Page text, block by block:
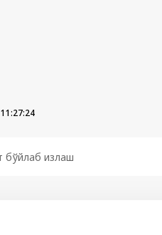
11:27:25